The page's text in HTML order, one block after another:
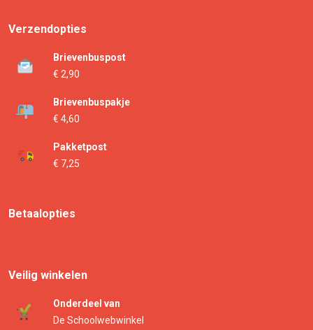
Verzendopties
Brievenbuspost
€ 2,90
Brievenbuspakje
€ 4,60
Pakketpost
€ 7,25
Betaalopties
Veilig winkelen
Onderdeel van
De Schoolwebwinkel